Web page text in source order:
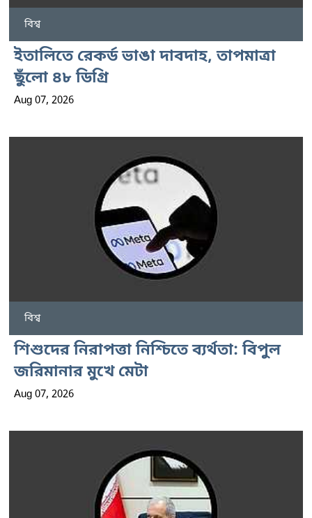
বিশ্ব
ইতালিতে রেকর্ড ভাঙা দাবদাহ, তাপমাত্রা
ছুঁলো ৪৮ ডিগ্রি
Aug 07, 2026
বিশ্ব
শিশুদের নিরাপত্তা নিশ্চিতে ব্যর্থতা: বিপুল
জরিমানার মুখে মেটা
Aug 07, 2026